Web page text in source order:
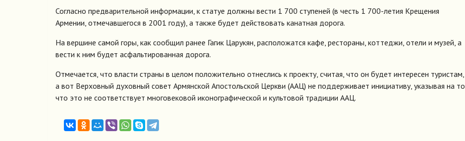
Согласно предварительной информации, к статуе должны вести 1 700 ступеней (в честь 1 700-летия Крещения
Армении, отмечавшегося в 2001 году), а также будет действовать канатная дорога.
На вершине самой горы, как сообщил ранее Гагик Царукян, расположатся кафе, рестораны, коттеджи, отели и музей, а
вести к ним будет асфальтированная дорога.
Отмечается, что власти страны в целом положительно отнеслись к проекту, считая, что он будет интересен туристам,
а вот Верховный духовный совет Армянской Апостольской Церкви (ААЦ) не поддерживает инициативу, указывая на то,
что это не соответствует многовековой иконографической и культовой традиции ААЦ.